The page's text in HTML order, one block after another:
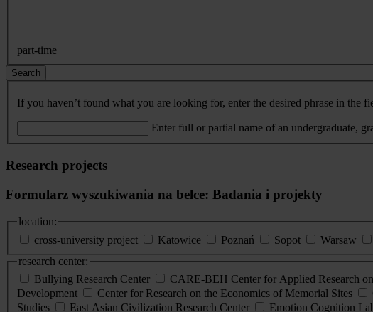
part-time
Search
If you haven’t found what you are looking for, enter the desired phrase in
Enter full or partial name of an undergraduate,
Research projects
Formularz wyszukiwania na belce: Badania i projekty
location:
cross-university project
Katowice Poznań Sopot Warsaw
research center:
Bullying Research Center
CARE-BEH Center for Applied Research
Development
Center for Research on the Economics of Memorial Sites
Studies
East Asian Civilization Research Center Emotion Cognition